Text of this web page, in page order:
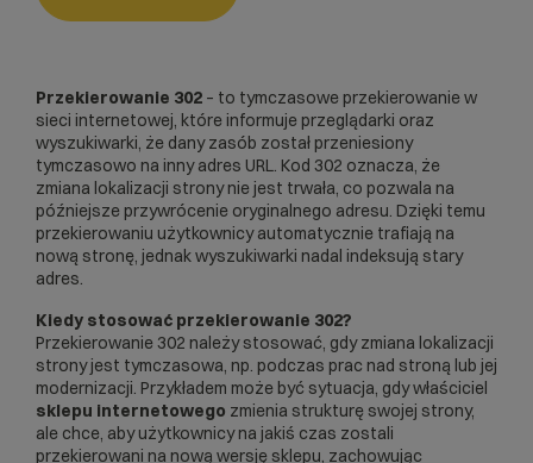
Przekierowanie 302 – to tymczasowe przekierowanie w
sieci internetowej, które informuje przeglądarki oraz
wyszukiwarki, że dany zasób został przeniesiony
tymczasowo na inny adres URL. Kod 302 oznacza, że
zmiana lokalizacji strony nie jest trwała, co pozwala na
późniejsze przywrócenie oryginalnego adresu. Dzięki temu
przekierowaniu użytkownicy automatycznie trafiają na
nową stronę, jednak wyszukiwarki nadal indeksują stary
adres.
Kiedy stosować przekierowanie 302?
Przekierowanie 302 należy stosować, gdy zmiana lokalizacji
strony jest tymczasowa, np. podczas prac nad stroną lub jej
modernizacji. Przykładem może być sytuacja, gdy właściciel
sklepu internetowego zmienia strukturę swojej strony,
ale chce, aby użytkownicy na jakiś czas zostali
przekierowani na nową wersję sklepu, zachowując